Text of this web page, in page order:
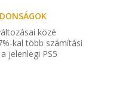
közé
kal több számítási
jelenlegi PS5